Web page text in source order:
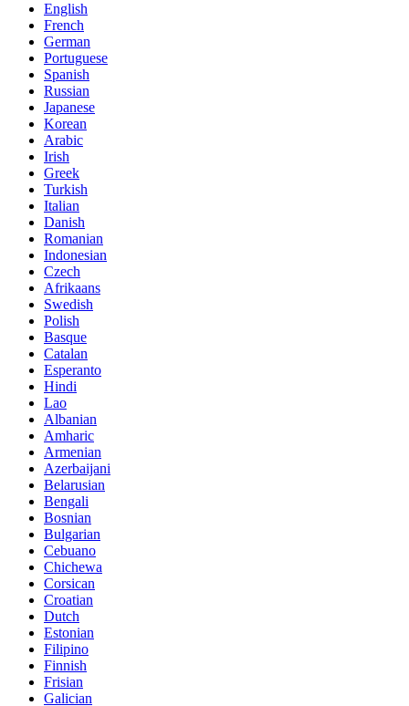
English
French
German
Portuguese
Spanish
Russian
Japanese
Korean
Arabic
Irish
Greek
Turkish
Italian
Danish
Romanian
Indonesian
Czech
Afrikaans
Swedish
Polish
Basque
Catalan
Esperanto
Hindi
Lao
Albanian
Amharic
Armenian
Azerbaijani
Belarusian
Bengali
Bosnian
Bulgarian
Cebuano
Chichewa
Corsican
Croatian
Dutch
Estonian
Filipino
Finnish
Frisian
Galician